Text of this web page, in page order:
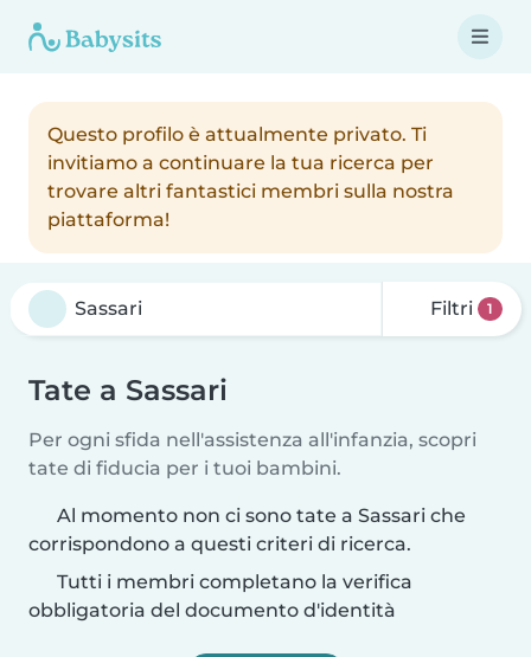
Questo profilo è attualmente privato. Ti
invitiamo a continuare la tua ricerca per
trovare altri fantastici membri sulla nostra
piattaforma!
Filtri 1
Tate a Sassari
Per ogni sfida nell'assistenza all'infanzia, scopri
tate di fiducia per i tuoi bambini.
Al momento non ci sono tate a Sassari che
corrispondono a questi criteri di ricerca.
Tutti i membri completano la verifica
obbligatoria del documento d'identità